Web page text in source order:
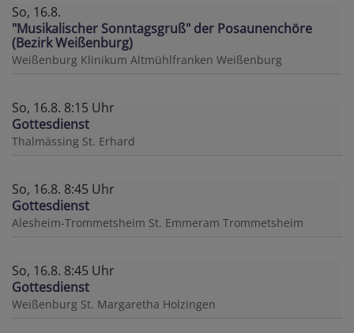
So, 16.8.
"Musikalischer Sonntagsgruß" der Posaunenchöre
(Bezirk Weißenburg)
Weißenburg Klinikum Altmühlfranken Weißenburg
So, 16.8. 8:15 Uhr
Gottesdienst
Thalmässing St. Erhard
So, 16.8. 8:45 Uhr
Gottesdienst
Alesheim-Trommetsheim St. Emmeram Trommetsheim
So, 16.8. 8:45 Uhr
Gottesdienst
Weißenburg St. Margaretha Holzingen